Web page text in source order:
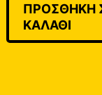
ΠΡΟΣΘΉΚΗ
ΚΑΛΆΘΙ